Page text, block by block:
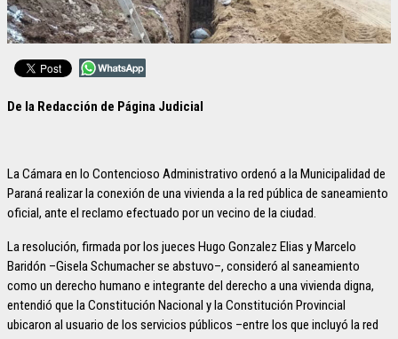
De la Redacción de Página Judicial
La Cámara en lo Contencioso Administrativo ordenó a la Municipalidad de
Paraná realizar la conexión de una vivienda a la red pública de saneamiento
oficial, ante el reclamo efectuado por un vecino de la ciudad.
La resolución, firmada por los jueces Hugo Gonzalez Elias y Marcelo
Baridón –Gisela Schumacher se abstuvo–, consideró al saneamiento
como un derecho humano e integrante del derecho a una vivienda digna,
entendió que la Constitución Nacional y la Constitución Provincial
ubicaron al usuario de los servicios públicos –entre los que incluyó la red